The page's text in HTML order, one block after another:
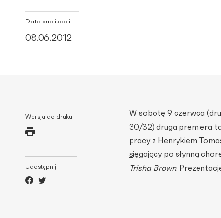
Data publikacji
08.06.2012
Wersja do druku
Udostępnij
W sobotę 9 czerwca
30/32) druga premiera
pracy z Henrykiem
sięgający po słynną
Trisha Brown.